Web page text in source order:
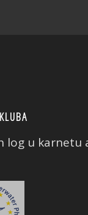
log u karnetu